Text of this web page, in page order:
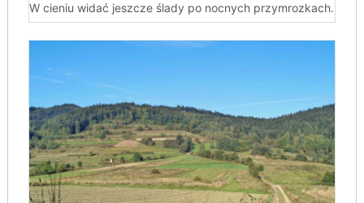
W cieniu widać jeszcze ślady po nocnych przymrozkach.